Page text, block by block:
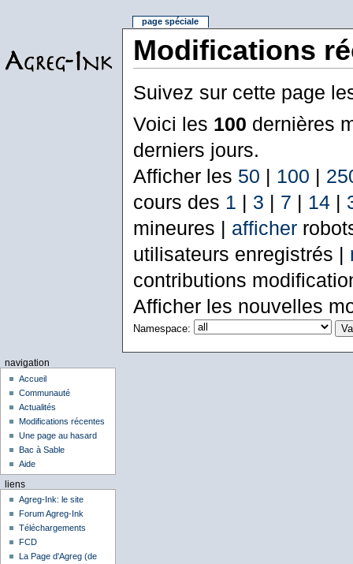
Modifications
Suivez sur cette page
Voici les 100 dernières
derniers jours.
Afficher les 50 | 100 |
cours des 1 | 3 | 7 | 14|
mineures | afficher
utilisateurs enregistrés |
contributions
Afficher les nouvelles
Namespace:
page spéciale
navigation
Accueil
Communauté
Actualités
Modifications récentes
Une page au hasard
Bac à Sable
Aide
liens
Agreg-Ink: le site
Forum Agreg-Ink
Téléchargements
FCD
La Page d'Agreg (de